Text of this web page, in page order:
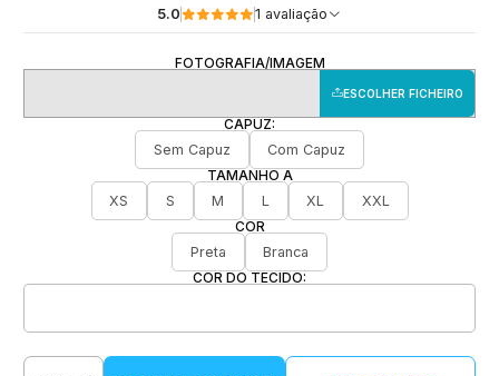
5.0 1 avaliação
FOTOGRAFIA/IMAGEM
ESCOLHER FICHEIRO
CAPUZ:
Sem Capuz
Com Capuz
TAMANHO A
XS
S M L XL
XXL
COR
Preta
Branca
COR DO TECIDO: